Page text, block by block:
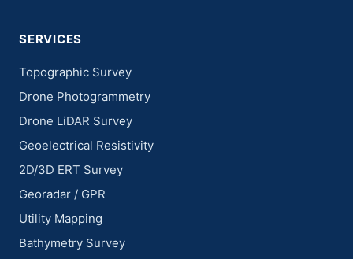
SERVICES
Topographic Survey
Drone Photogrammetry
Drone LiDAR Survey
Geoelectrical Resistivity
2D/3D ERT Survey
Georadar / GPR
Utility Mapping
Bathymetry Survey